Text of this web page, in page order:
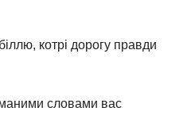
котрі дорогу правди
словами вас